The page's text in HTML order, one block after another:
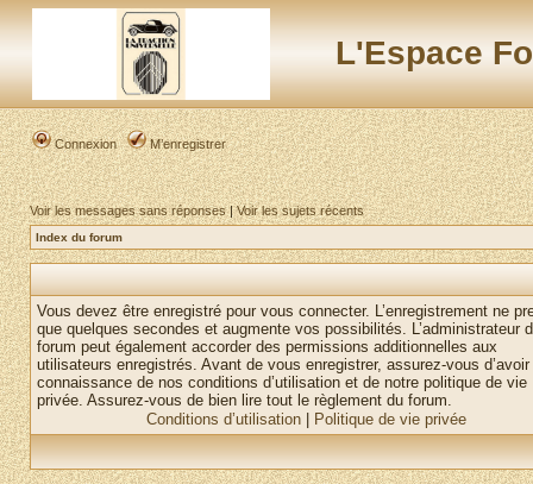
L'Espace
Connexion M’enregistrer
Voir les messages sans réponses|Voir les sujets récents
Index du forum
Vous devez être enregistré pour vous connecter. L’enregistrement ne
que quelques secondes et augmente vos possibilités. L’administrateur
forum peut également accorder des permissions additionnelles aux
utilisateurs enregistrés. Avant de vous enregistrer, assurez-vous
connaissance de nos conditions d’utilisation et de notre politique de vie
privée. Assurez-vous de bien lire tout le règlement du forum.
Conditions d’utilisation
Politique de vie privée